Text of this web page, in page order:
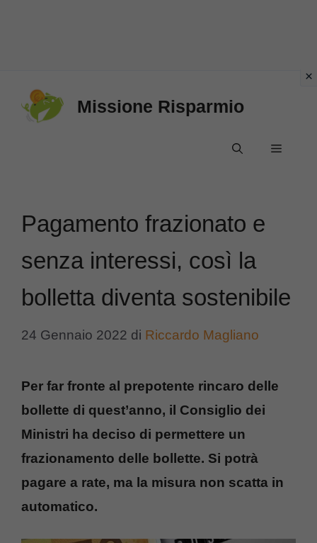
Missione Risparmio
Menu
Pagamento frazionato e
senza interessi, così la
bolletta diventa sostenibile
24 Gennaio 2022 di Riccardo Magliano
Per far fronte al prepotente rincaro delle
bollette di quest’anno, il Consiglio dei
Ministri ha deciso di permettere un
frazionamento delle bollette. Si potrà
pagare a rate, ma la misura non scatta in
automatico.